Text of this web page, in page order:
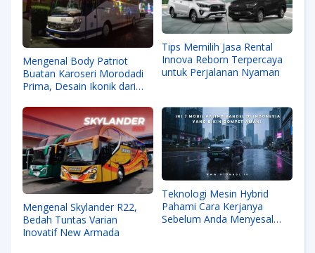
Mengenal Body Patriot
Buatan Karoseri Morodadi
Prima, Desain Ikonik dari
Tips Memilih Jasa Rental
Innova Reborn Terpercaya
untuk Perjalanan Nyaman
Mengenal Skylander R22,
Bedah Tuntas Varian
Inovatif New Armada
Teknologi Mesin Hybrid
Pahami Cara Kerjanya
Sebelum Anda Menyesal